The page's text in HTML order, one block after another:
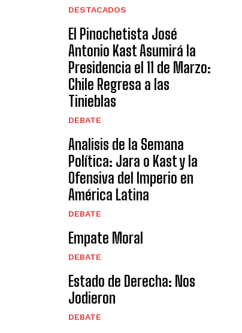
DESTACADOS
El Pinochetista José
Antonio Kast Asumirá la
Presidencia el 11 de Marzo:
Chile Regresa a las
Tinieblas
DEBATE
Analisis de la Semana
Política: Jara o Kast y la
Ofensiva del Imperio en
América Latina
DEBATE
Empate Moral
DEBATE
Estado de Derecha: Nos
Jodieron
DEBATE